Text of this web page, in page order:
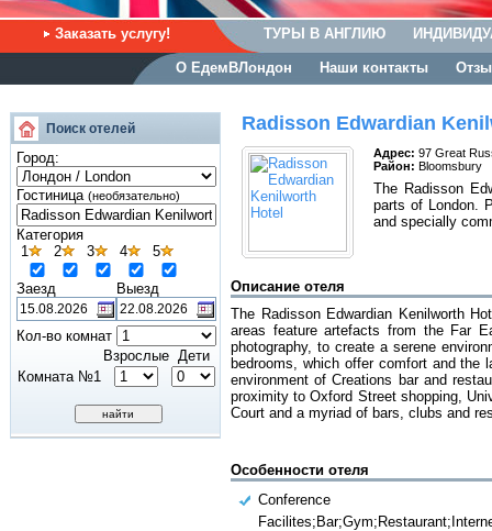
Заказать услугу! ТУРЫ В АНГЛИЮ
О ЕдемВЛондон Наши контакты
Поиск отелей
Город:
Гостиница (необязательно)
Категория
1
2 3 4 5
Заезд Выезд
Кол-во комнат
Взрослые Дети
Комната №1
Radisson Edwardian
Адрес: 97 Great
Район: Bloomsbury
The Radisson
parts of London.
and specially
Описание отеля
The Radisson Edwardian Kenilworth
areas feature artefacts from the Far
photography, to create a serene
bedrooms, which offer comfort and
environment of Creations bar and
proximity to Oxford Street shopping,
Court and a myriad of bars, clubs and
Особенности отеля
Conference